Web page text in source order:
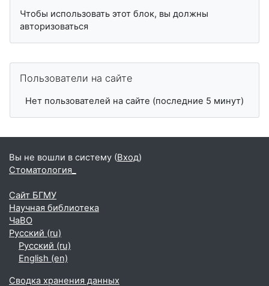
Чтобы использовать этот блок, вы должны
авторизоваться
Пользователи на сайте
Нет пользователей на сайте (последние 5 минут)
Вы не вошли в систему (Вход)
Стоматология_
Сайт БГМУ
Научная библиотека
ЧаВО
Русский ‎(ru)‎
Русский ‎(ru)‎
English ‎(en)‎
Сводка хранения данных